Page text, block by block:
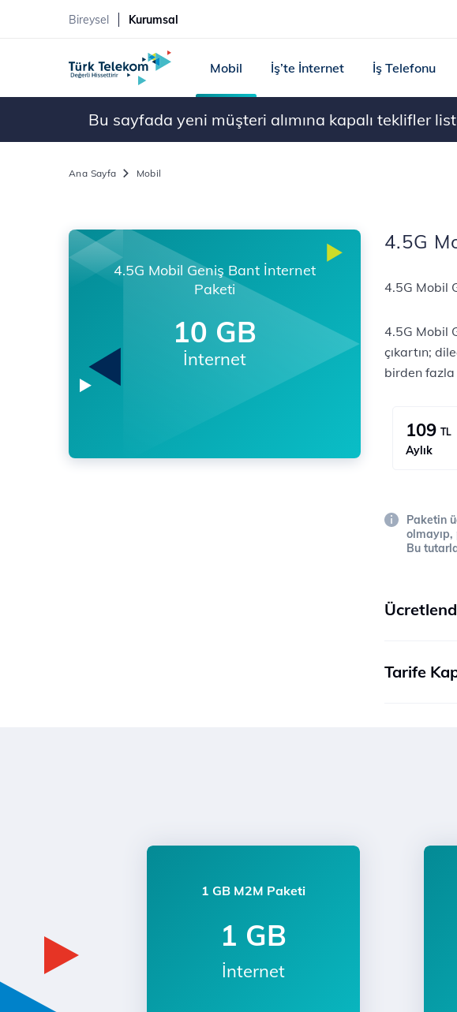
Bireysel Kurumsal
Mobil İş’te İnternet İş Telefonu
Bu sayfada yeni müşteri alımına kapalı teklifler
Ana Sayfa Mobil
4.5G Mobil Geniş Bant İnternet
Paketi
10 GB
İnternet
4.5G
4.5G Mobil
4.5G Mobil
çıkartın;
birden fazla
109 TL
Aylık
Paketin
Bu
Tarife
1 GB M2M Paketi
1 GB
İnternet